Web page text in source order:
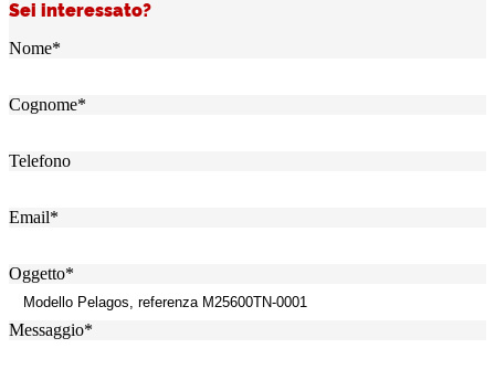
Sei interessato?
Nome*
Cognome*
Telefono
Email*
Oggetto*
Messaggio*